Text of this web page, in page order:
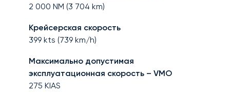
2 000 NM (3 704 km)
Крейсерская скорость
399 kts (739 km/h)
Максимально допустимая
эксплуатационная скорость – VMO
275 KIAS